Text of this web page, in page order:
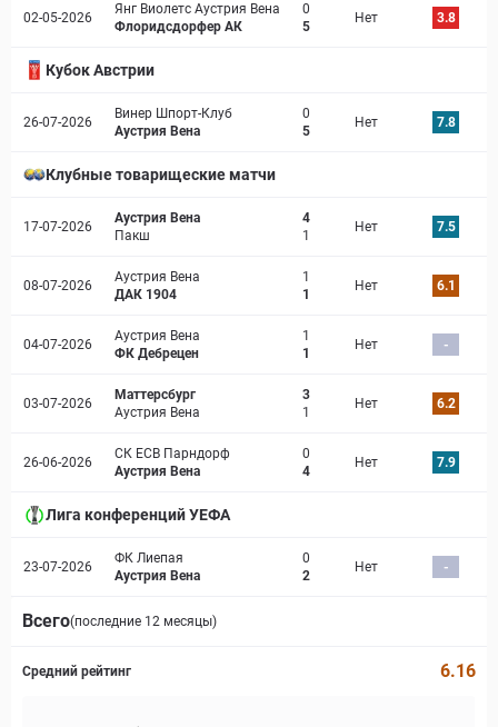
02-05-2026
Янг Виолетс Аустрия Вена
Флоридсдорфер АК
0
5
Нет 3.8
Кубок Австрии
26-07-2026
Винер Шпорт-Клуб
Аустрия Вена
0
5
Нет 7.8
Клубные товарищеские матчи
17-07-2026
Аустрия Вена
Пакш
4
1
Нет 7.5
08-07-2026
Аустрия Вена
ДАК 1904
1
1
Нет 6.1
04-07-2026
Аустрия Вена
ФК Дебрецен
1
1
Нет -
03-07-2026
Маттерсбург
Аустрия Вена
3
1
Нет 6.2
26-06-2026
СК ЕСВ Парндорф
Аустрия Вена
0
4
Нет 7.9
Лига конференций УЕФА
23-07-2026
ФК Лиепая
Аустрия Вена
0
2
Нет -
Всего(последние 12 месяцы)
Средний рейтинг 6.16